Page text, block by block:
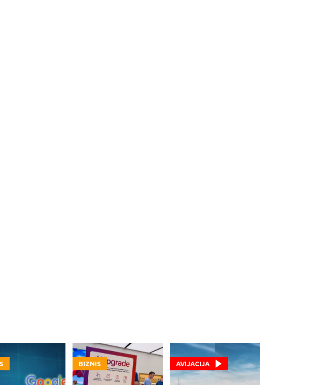
BIZNIS AVIJACIJA